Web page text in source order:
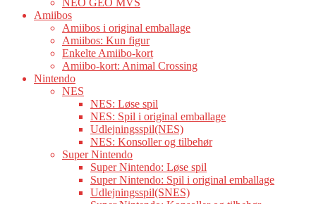
NEO GEO MVS
Amiibos
Amiibos i original emballage
Amiibos: Kun figur
Enkelte Amiibo-kort
Amiibo-kort: Animal Crossing
Nintendo
NES
NES: Løse spil
NES: Spil i original emballage
Udlejningsspil(NES)
NES: Konsoller og tilbehør
Super Nintendo
Super Nintendo: Løse spil
Super Nintendo: Spil i original emballage
Udlejningsspil(SNES)